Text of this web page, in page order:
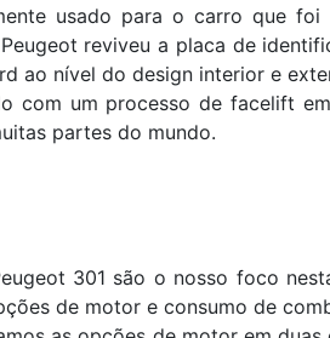
usado para o carro que foi
reviveu a placa de
ao nível do design interior e
com um processo de facelift
partes do mundo.
301 são o nosso foco
de motor e consumo de